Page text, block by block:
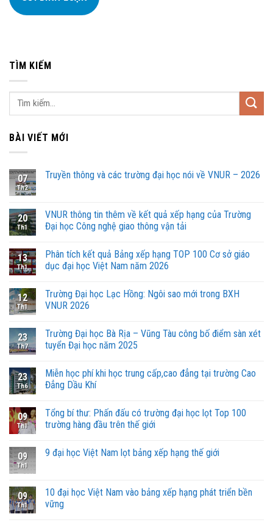
TÌM KIẾM
BÀI VIẾT MỚI
07
Th2
Truyền thông và các trường đại học nói về VNUR – 2026
20
Th1
VNUR thông tin thêm về kết quả xếp hạng của Trường
Đại học Công nghệ giao thông vận tải
13
Th1
Phân tích kết quả Bảng xếp hạng TOP 100 Cơ sở giáo
dục đại học Việt Nam năm 2026
12
Th1
Trường Đại học Lạc Hồng: Ngôi sao mới trong BXH
VNUR 2026
23
Th7
Trường Đại học Bà Rịa – Vũng Tàu công bố điểm sàn xét
tuyển Đại học năm 2025
23
Th6
Miễn học phí khi học trung cấp,cao đẳng tại trường Cao
Đẳng Dầu Khí
09
Th1
Tổng bí thư: Phấn đấu có trường đại học lọt Top 100
trường hàng đầu trên thế giới
09
Th1
9 đại học Việt Nam lọt bảng xếp hạng thế giới
09
Th1
10 đại học Việt Nam vào bảng xếp hạng phát triển bền
vững